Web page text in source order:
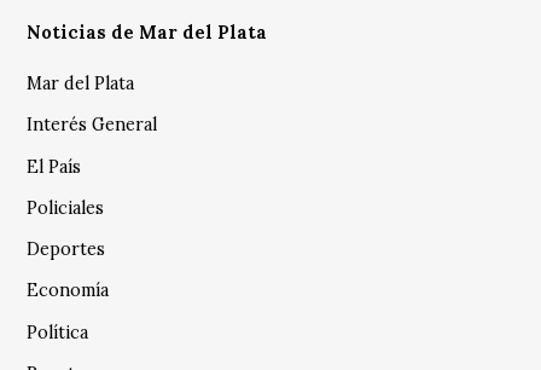
Noticias de Mar del Plata
Mar del Plata
Interés General
El País
Policiales
Deportes
Economía
Política